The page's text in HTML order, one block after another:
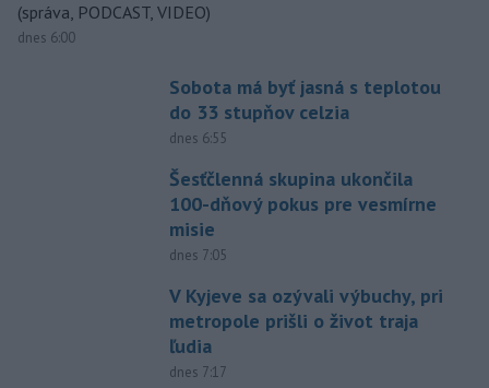
(správa, PODCAST, VIDEO)
dnes 6:00
Sobota má byť jasná s teplotou
do 33 stupňov celzia
dnes 6:55
Šesťčlenná skupina ukončila
100-dňový pokus pre vesmírne
misie
dnes 7:05
V Kyjeve sa ozývali výbuchy, pri
metropole prišli o život traja
ľudia
dnes 7:17